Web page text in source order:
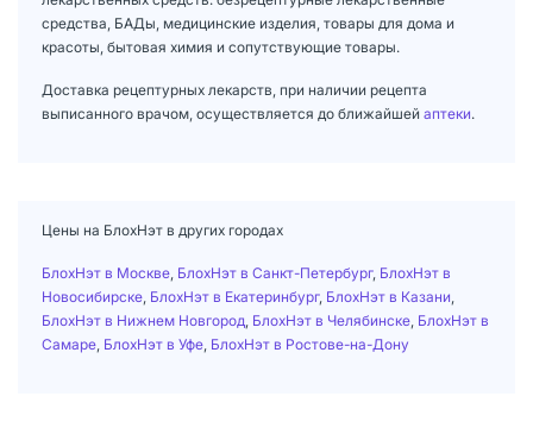
средства, БАДы, медицинские изделия, товары для дома и
красоты, бытовая химия и сопутствующие товары.
Доставка рецептурных лекарств, при наличии рецепта
выписанного врачом, осуществляется до ближайшей аптеки.
Цены на БлохНэт в других городах
БлохНэт в Москве БлохНэт в Санкт-Петербург, БлохНэт в
Новосибирске БлохНэт в Екатеринбург, БлохНэт в Казани
БлохНэт в Нижнем Новгород БлохНэт в Челябинске БлохНэт в
Самаре БлохНэт в Уфе БлохНэт в Ростове-на-Дону